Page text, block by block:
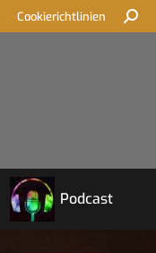
Cookierichtlinien
Podcast